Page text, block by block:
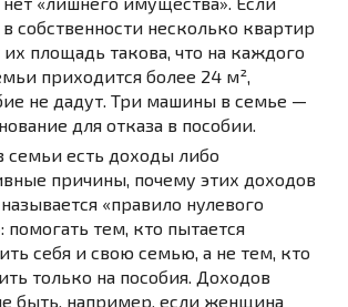
собственности несколько квартир
площадь такова, что на каждого
приходится более 24 м²,
не дадут. Три машины в семье —
для отказа в пособии.
семьи есть доходы либо
причины, почему этих доходов
«правило нулевого
помогать тем, кто пытается
себя и свою семью, а не тем, кто
только на пособия. Доходов
быть, например, если женщина